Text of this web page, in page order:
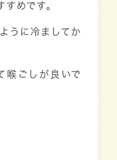
めです。
うに冷ましてか
喉ごしが良いで